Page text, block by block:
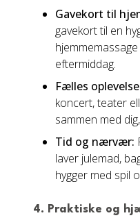
Gavekort til
gavekort til en
eftermiddag.
Fælles
koncert, teater
sammen med
Tid og nærvær:
laver julemad,
hygger med spil
4. Praktiske og